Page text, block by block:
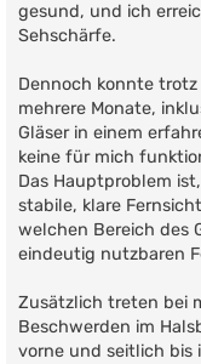
gesund, und ich
Sehschärfe.
Dennoch konnte
mehrere Monate,
Gläser in einem
keine für mich
Das Hauptproblem
stabile, klare
welchen Bereich des
eindeutig nutzbaren
Zusätzlich treten bei
Beschwerden im
vorne und seitlich bis